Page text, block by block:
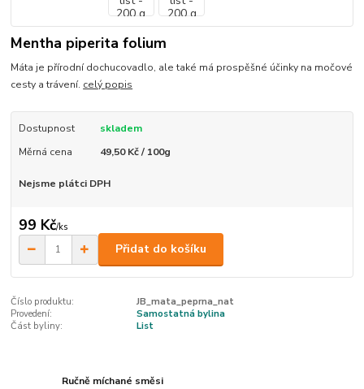
Mentha piperita folium
Máta je přírodní dochucovadlo, ale také má prospěšné účinky na močové
cesty a trávení. celý popis
Dostupnost
skladem
Měrná cena
49,50 Kč / 100g
Nejsme plátci DPH
99 Kč/ks
Přidat do košíku
Číslo produktu:
JB_mata_peprna_nat
Provedení:
Samostatná bylina
Část byliny:
List
Ručně míchané směsi